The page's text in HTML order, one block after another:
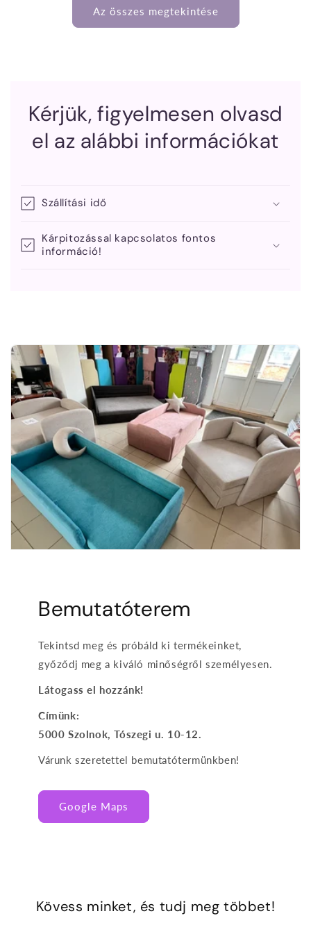
Az összes megtekintése
Kérjük, figyelmesen olvasd
el az alábbi információkat
Szállítási idő
Kárpitozással kapcsolatos fontos
információ!
Bemutatóterem
Tekintsd meg és próbáld ki termékeinket,
győződj meg a kiváló minőségről személyesen.
Látogass el hozzánk!
Címünk:
5000 Szolnok, Tószegi u. 10-12.
Várunk szeretettel bemutatótermünkben!
Google Maps
Kövess minket, és tudj meg többet!